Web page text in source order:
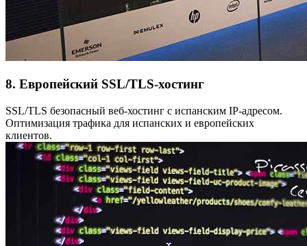
8. Европейский SSL/TLS-хостинг
SSL/TLS безопасный веб-хостинг с испанским IP-адресом.
Оптимизация трафика для испанских и европейских
клиентов.